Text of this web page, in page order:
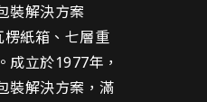
裝解決方案
紙箱、七層重
成立於1977年，
裝解決方案，滿